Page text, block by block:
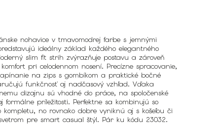
nohavice v tmavomodrej farbe s jemnými
ideálny základ každého elegantného
slim fit strih zvýrazňuje postavu a zároveň
komfort pri celodennom nosení. Precízne spracovanie,
na zips s gombíkom a praktické bočné
funkčnosť aj nadčasový vzhľad. Vďaka
dizajnu sú vhodné do práce, na spoločenské
formálne príležitosti. Perfektne sa kombinujú so
kompletu, no rovnako dobre vyniknú aj s košeľou či
pre smart casual štýl. Pár ku kódu 23032.